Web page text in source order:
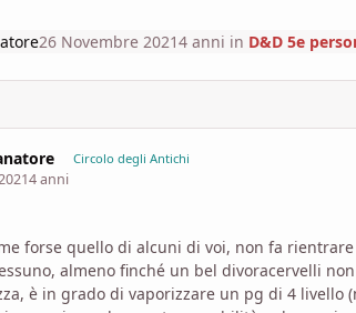
26 Novembre 20214 anni in D&D 5e
Circolo degli Antichi
4 anni
forse quello di alcuni di voi, non fa
almeno finché un bel divoracervelli
è in grado di vaporizzare un pg di 4